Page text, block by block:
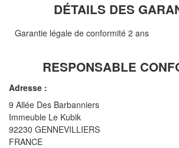
DÉTAILS DES
Garantie légale de conformité 2 ans
RESPONSABLE
Adresse :
9 Allée Des Barbanniers
Immeuble Le Kubik
92230 GENNEVILLIERS
FRANCE